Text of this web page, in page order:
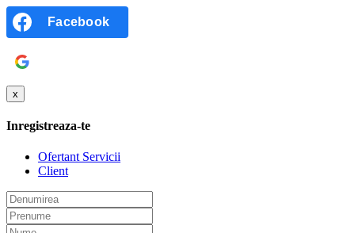
Facebook
x
Inregistreaza-te
Ofertant Servicii
Client